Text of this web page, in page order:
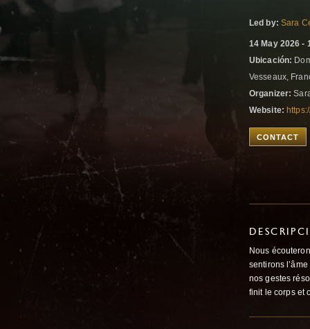
Led by: Sara
14 May 2026 -
Ubicación:
Vesseaux,
Organizer:
Website:
CONTACT
Nous
sentirons
nos gestes
finit le corps et